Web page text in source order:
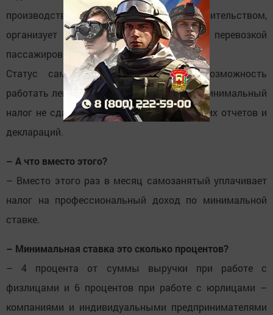
производства или занимается строительством,
организует мероприятия, занимается перевозкой
пассажиров или грузоперевозками.
Статус самозанятого предоставляет возможность
работать легально. Самозанятый платит минимальный
налог не сдает в налоговые органы никаких отчетов и
деклараций.
– А что вместо этого?
– Вместо этого раз в месяц самозанятый уплачивает
налог на профессиональный доход по минимальной
ставке.
– Минимальная ставка это сколько процентов?
– 4 процента от суммы выручки при работе с
физлицами и 6 процентов при работе с юрлицами –
компаниями и индивидуальными предпринимателями